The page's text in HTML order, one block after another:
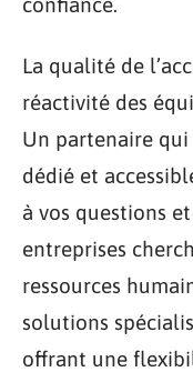
La qualité de
réactivité des
Un partenaire
dédié et
à vos questions
entreprises
ressources
solutions
offrant une